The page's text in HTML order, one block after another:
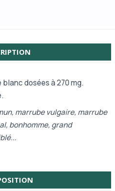
dosées à 270 mg.
marrube vulgaire, marrube
bonhomme, grand